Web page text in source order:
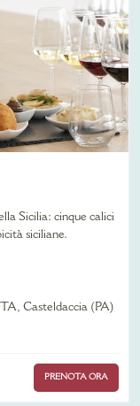
Sicilia: cinque calici
siciliane.
Casteldaccia (PA)
PRENOTA ORA